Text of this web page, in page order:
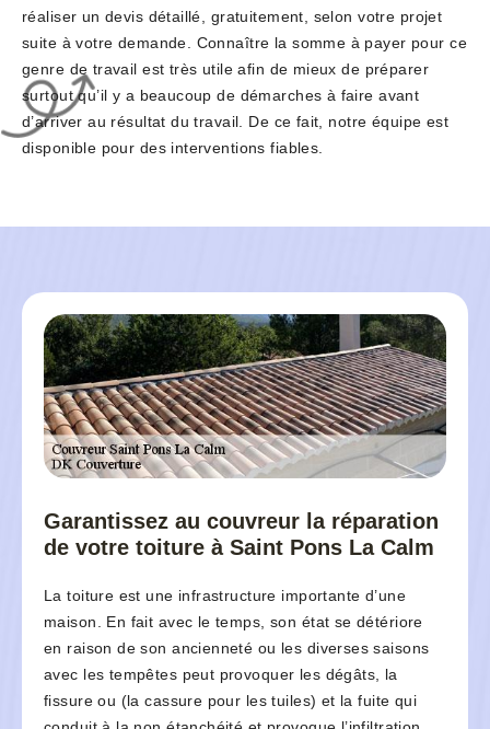
réaliser un devis détaillé, gratuitement, selon votre projet
suite à votre demande. Connaître la somme à payer pour ce
genre de travail est très utile afin de mieux de préparer
surtout qu’il y a beaucoup de démarches à faire avant
d’arriver au résultat du travail. De ce fait, notre équipe est
disponible pour des interventions fiables.
Garantissez au couvreur la réparation
de votre toiture à Saint Pons La Calm
La toiture est une infrastructure importante d’une
maison. En fait avec le temps, son état se détériore
en raison de son ancienneté ou les diverses saisons
avec les tempêtes peut provoquer les dégâts, la
fissure ou (la cassure pour les tuiles) et la fuite qui